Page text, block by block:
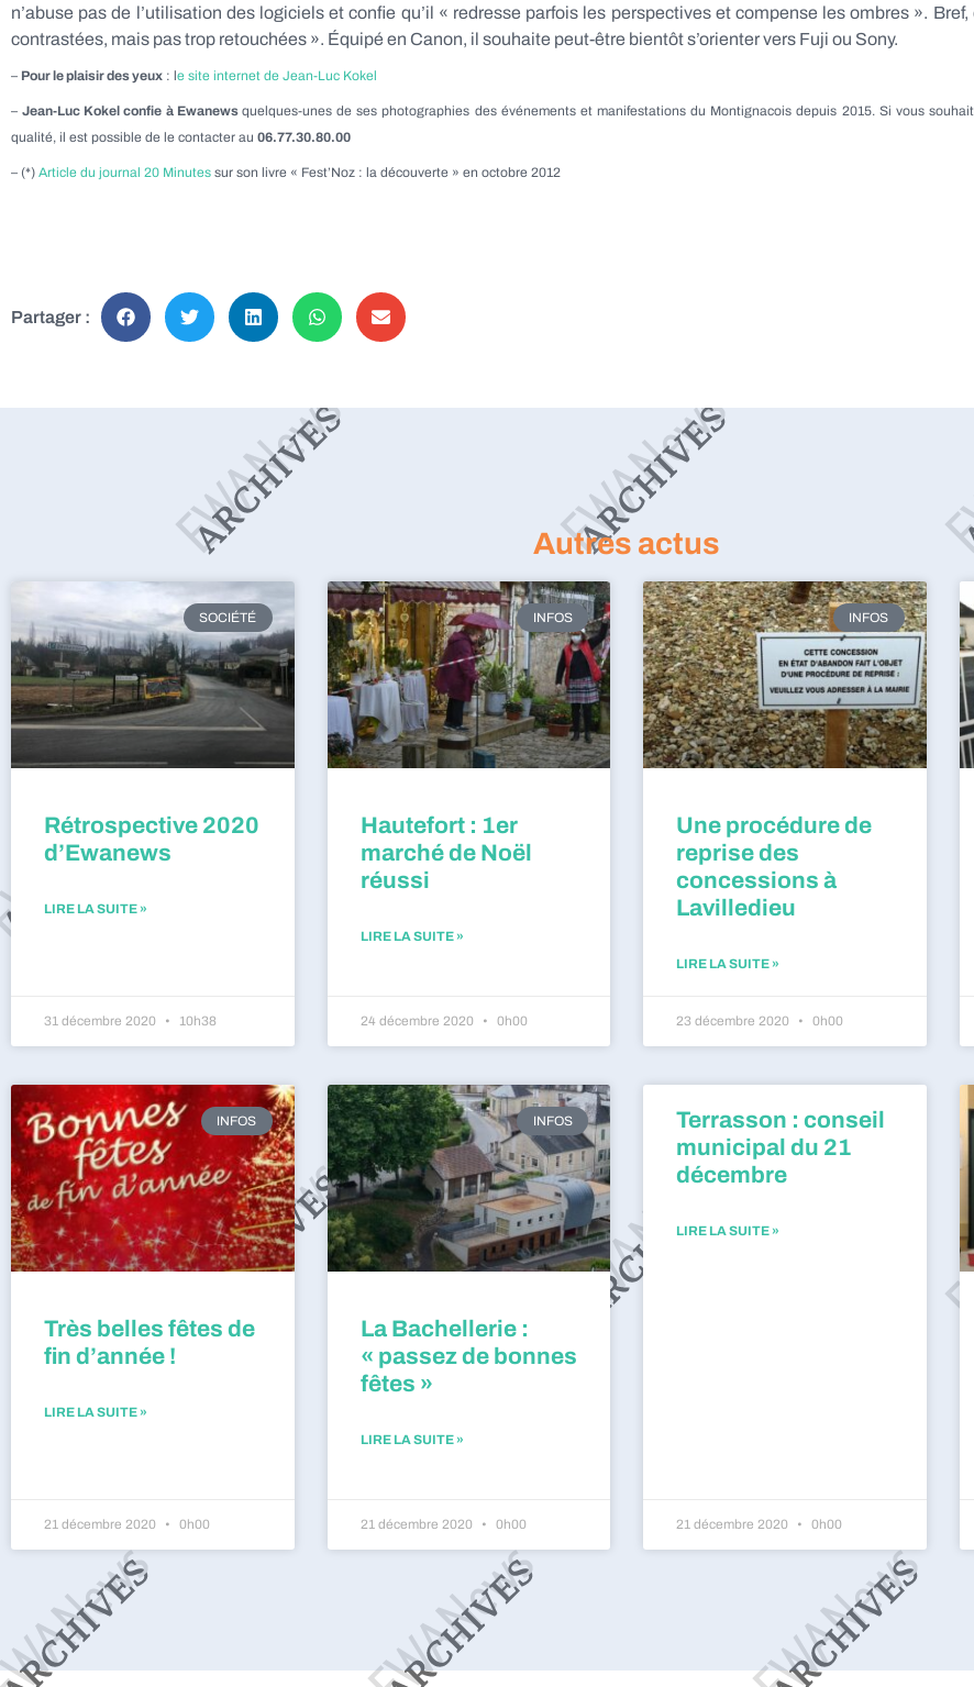
n’abuse pas de l’utilisation des logiciels et confie qu’il « redresse parfois les perspectives et compense les ombres ».
contrastées, mais pas trop retouchées ». Équipé en Canon, il souhaite peut-être bientôt s’orienter vers Fuji ou Sony.
– Pour le plaisir des yeux : le site internet de Jean-Luc Kokel
–Jean-Luc Kokel confie à Ewanews quelques-unes de ses photographies des événements et manifestations du Montignacois depuis 2015. Si vous
qualité, il est possible de le contacter au 06.77.30.80.00
– (*) Article du journal 20 Minutes sur son livre « Fest’Noz : la découverte » en octobre 2012
Partager :
Autres actus
SOCIÉTÉ
Rétrospective 2020
d’Ewanews
LIRE LA SUITE »
31 décembre 2020 10h38
INFOS
Hautefort : 1er
marché de Noël
réussi
LIRE LA SUITE »
24 décembre 2020 0h00
INFOS
Une procédure de
reprise des
concessions à
Lavilledieu
LIRE LA SUITE »
23 décembre 2020 0h00
INFOS
Très belles fêtes de
fin d’année !
LIRE LA SUITE »
21 décembre 2020 0h00
INFOS
La Bachellerie :
« passez de bonnes
fêtes »
LIRE LA SUITE »
21 décembre 2020 0h00
Terrasson : conseil
municipal du 21
décembre
LIRE LA SUITE »
21 décembre 2020 0h00